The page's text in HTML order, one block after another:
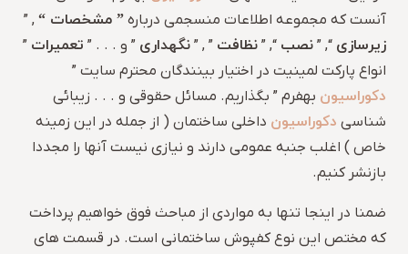
آنست که مجموعه اطلاعات منسجمی درباره ” مشخصات “ , ”
زیرسازی “, ” نصب “, ” نظافت ” , ” نگهداری ” و . . . ” تعمیرات ”
انواع پارکت لمینیت در اختیار بینندگان محترم سایت ”
دکوراسیون بهفرم ” بگذاریم. مسائل حقوقی و . . . زیبائی
شناسی دکوراسیون داخلی ساختمان ( از جمله در این زمینه
خاص ) اغلب جنبه عمومی دارند و نیازی نیست آنها را مجددا
بازنشر کنیم.
ضمنا در اینجا تنها به مواردی از مباحث فوق خواهیم پرداخت
که مختص این نوع کفپوش ساختمانی است. در قسمت های